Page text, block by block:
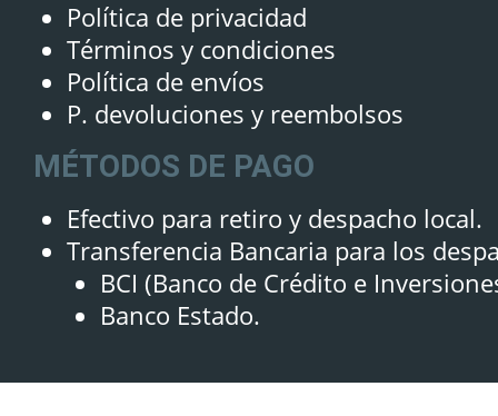
Política de privacidad
Términos y condiciones
Política de envíos
P. devoluciones y reembolsos
MÉTODOS DE PAGO
Efectivo para retiro y despacho local.
Transferencia Bancaria para los
BCI (Banco de Crédito e
Banco Estado.